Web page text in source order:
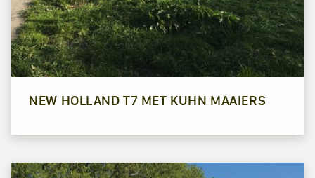
NEW HOLLAND T7 MET KUHN MAAIERS